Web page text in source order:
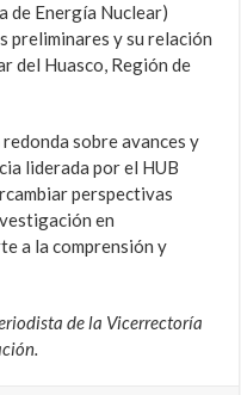
de Energía Nuclear)
preliminares y su relación
del Huasco, Región de
sobre avances y
liderada por el HUB
perspectivas
en
a la comprensión y
de la Vicerrectoría